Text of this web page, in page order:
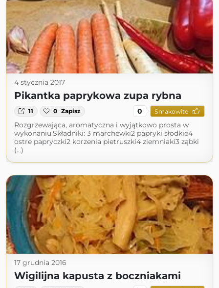
4 stycznia 2017
Pikantka paprykowa zupa rybna
11 0 Zapisz 0 Smakowite
Rozgrzewająca, aromatyczna i wyjątkowo prosta w
wykonaniu.Składniki: 3 marchewki2 papryki słodkie4
ostre papryczki2 korzenia pietruszki4 ziemniaki3 ząbki
(...)
17 grudnia 2016
Wigilijna kapusta z boczniakami